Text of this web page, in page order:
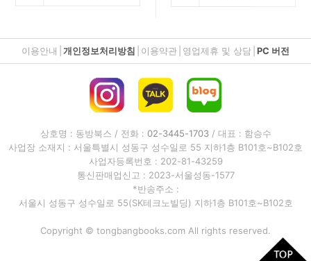
이용안내 개인정보처리방침 이용약관 영업제휴 및 상담 PC 버전
상호명 : 동방북스 / 전화 : 02-3445-1703/ 대표 : 함승수
사업장 소재지 : 서울특별시 성동구 성수일로 55 지하1층 B101호~B102호
사업자등록번호 : 202-81-43259
통신판매업신고 : 2023-서울성동-1577
*반송주소 :
서울시 성동구 성수일로 55(SK테크노빌딩) 지하1층 B101호~B102호
Copyright © tongbangbooks.com All rights reserved.